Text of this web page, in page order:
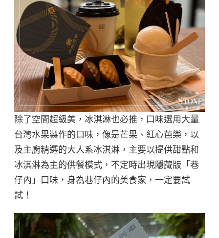
除了空間超級美，冰淇淋也必推，口味選用大量
台灣水果製作的口味，像是芒果、紅心芭樂，以
及主廚精選的大人系冰淇淋，主要以提供甜點和
冰淇淋為主的供餐模式，不定時出現隱藏版「巷
仔內」口味，身為巷仔內的美食家，一定要試
試！